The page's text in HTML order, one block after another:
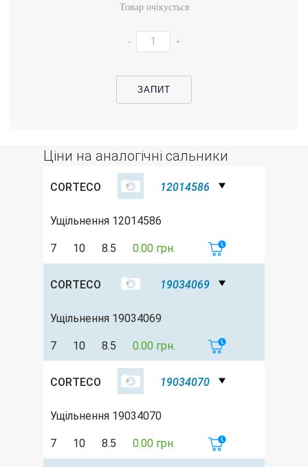
Товар очікується
- +
ЗАПИТ
Ціни на аналогічні сальники
CORTECO 12014586
Ущільнення 12014586
7 10 8.5 0.00 грн.
CORTECO 19034069
Ущільнення 19034069
7 10 8.5 0.00 грн.
CORTECO 19034070
Ущільнення 19034070
7 10 8.5 0.00 грн.